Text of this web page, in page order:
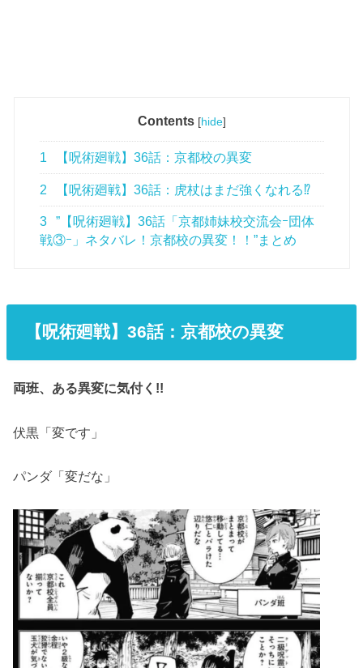
Contents [hide]
1 【呪術廻戦】36話：京都校の異変
2 【呪術廻戦】36話：虎杖はまだ強くなれる⁉
3
”【呪術廻戦】36話「京都姉妹校交流会ｰ団体
戦③ｰ」ネタバレ！京都校の異変！！”まとめ
【呪術廻戦】36話：京都校の異変
両班、ある異変に気付く!!
伏黒「変です」
パンダ「変だな」